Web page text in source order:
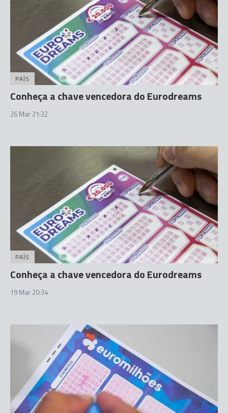
PAÍS
Conheça a chave vencedora do Eurodreams
26 Mar 21:32
PAÍS
Conheça a chave vencedora do Eurodreams
19 Mar 20:34